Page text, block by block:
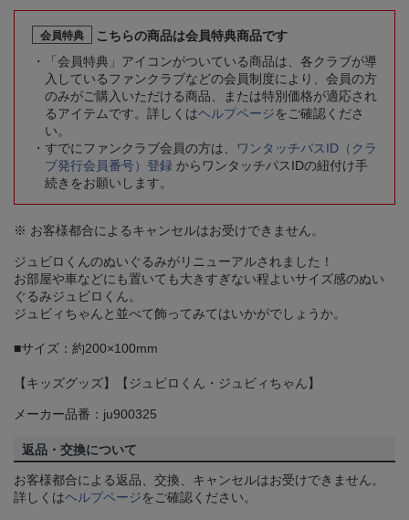
会員特典
こちらの商品は会員特典商品です
「会員特典」アイコンがついている商品は、各クラブが導
入しているファンクラブなどの会員制度により、会員の方
のみがご購入いただける商品、または特別価格が適応され
るアイテムです。詳しくはヘルプページをご確認くださ
い。
すでにファンクラブ会員の方は、
ワンタッチパスID（クラ
ブ発行会員番号）登録 からワンタッチパスIDの紐付け手
続きをお願いします。
※ お客様都合によるキャンセルはお受けできません。
ジュビロくんのぬいぐるみがリニューアルされました！
お部屋や車などにも置いても大きすぎない程よいサイズ感のぬい
ぐるみジュビロくん。
ジュビィちゃんと並べて飾ってみてはいかがでしょうか。
■サイズ：約200×100mm
【キッズグッズ】【ジュビロくん・ジュビィちゃん】
メーカー品番：ju900325
返品・交換について
お客様都合による返品、交換、キャンセルはお受けできません。
詳しくはヘルプページをご確認ください。